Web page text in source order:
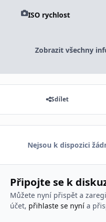
ISO rychlost
Zobrazit všechny
Sdílet
Nejsou k dispozici
Připojte se k
Můžete nyní přispět a
účet, přihlaste se nynía